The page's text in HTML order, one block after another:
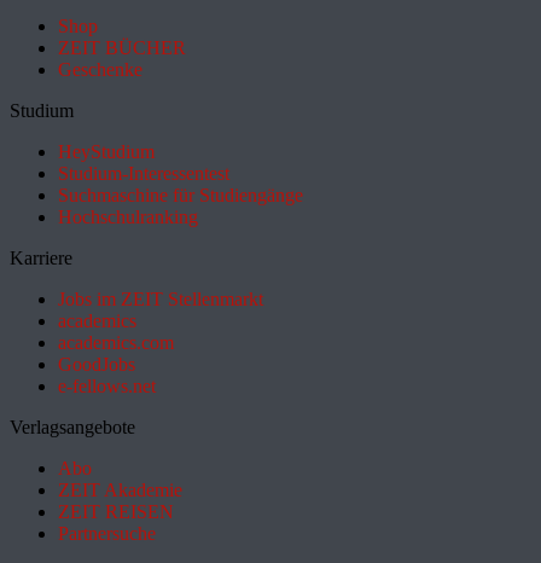
Shop
ZEIT BÜCHER
Geschenke
Studium
HeyStudium
Studium-Interessentest
Suchmaschine für Studiengänge
Hochschulranking
Karriere
Jobs im ZEIT Stellenmarkt
academics
academics.com
GoodJobs
e-fellows.net
Verlagsangebote
Abo
ZEIT Akademie
ZEIT REISEN
Partnersuche